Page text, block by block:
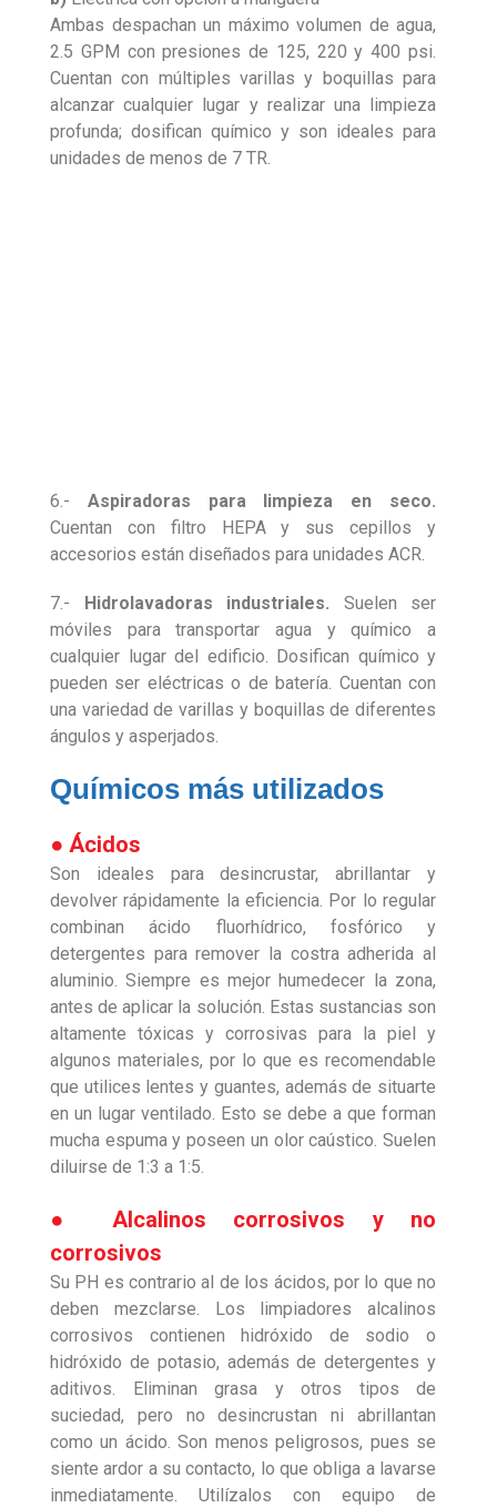
Ambas despachan un máximo volumen de agua,
2.5 GPM con presiones de 125, 220 y 400 psi.
Cuentan con múltiples varillas y boquillas para
alcanzar cualquier lugar y realizar una limpieza
profunda; dosifican químico y son ideales para
unidades de menos de 7 TR.
6.- Aspiradoras para limpieza en seco.
Cuentan con filtro HEPA y sus cepillos y
accesorios están diseñados para unidades ACR.
7.- Hidrolavadoras industriales. Suelen ser
móviles para transportar agua y químico a
cualquier lugar del edificio. Dosifican químico y
pueden ser eléctricas o de batería. Cuentan con
una variedad de varillas y boquillas de diferentes
ángulos y asperjados.
Químicos más utilizados
● Ácidos
Son ideales para desincrustar, abrillantar y
devolver rápidamente la eficiencia. Por lo regular
combinan ácido fluorhídrico, fosfórico y
detergentes para remover la costra adherida al
aluminio. Siempre es mejor humedecer la zona,
antes de aplicar la solución. Estas sustancias son
altamente tóxicas y corrosivas para la piel y
algunos materiales, por lo que es recomendable
que utilices lentes y guantes, además de situarte
en un lugar ventilado. Esto se debe a que forman
mucha espuma y poseen un olor caústico. Suelen
diluirse de 1:3 a 1:5.
● Alcalinos corrosivos y no
corrosivos
Su PH es contrario al de los ácidos, por lo que no
deben mezclarse. Los limpiadores alcalinos
corrosivos contienen hidróxido de sodio o
hidróxido de potasio, además de detergentes y
aditivos. Eliminan grasa y otros tipos de
suciedad, pero no desincrustan ni abrillantan
como un ácido. Son menos peligrosos, pues se
siente ardor a su contacto, lo que obliga a lavarse
inmediatamente. Utilízalos con equipo de